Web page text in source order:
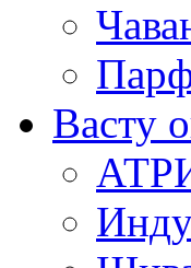
Васту